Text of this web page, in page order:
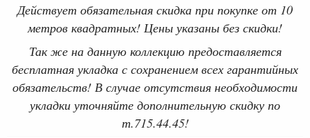
Действует обязательная скидка при покупке от 10
метров квадратных! Цены указаны без скидки!
Так же на данную коллекцию предоставляется
бесплатная укладка с сохранением всех гарантийных
обязательств! В случае отсутствия необходимости
укладки уточняйте дополнительную скидку по
т.715.44.45!